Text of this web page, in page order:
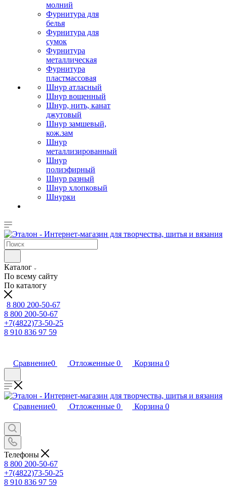
молний
Фурнитура для
белья
Фурнитура для
сумок
Фурнитура
металлическая
Фурнитура
пластмассовая
Шнур атласный
Шнур вощенный
Шнур, нить, канат
джутовый
Шнур замшевый,
кож.зам
Шнур
металлизированный
Шнур
полиэфирный
Шнур разный
Шнур хлопковый
Шнурки
Каталог
По всему сайту
По каталогу
8 800 200-50-67
8 800 200-50-67
+7(4822)73-50-25
8 910 836 97 59
Сравнение0 Отложенные 0 Корзина 0
Сравнение0 Отложенные 0 Корзина 0
Телефоны
8 800 200-50-67
+7(4822)73-50-25
8 910 836 97 59